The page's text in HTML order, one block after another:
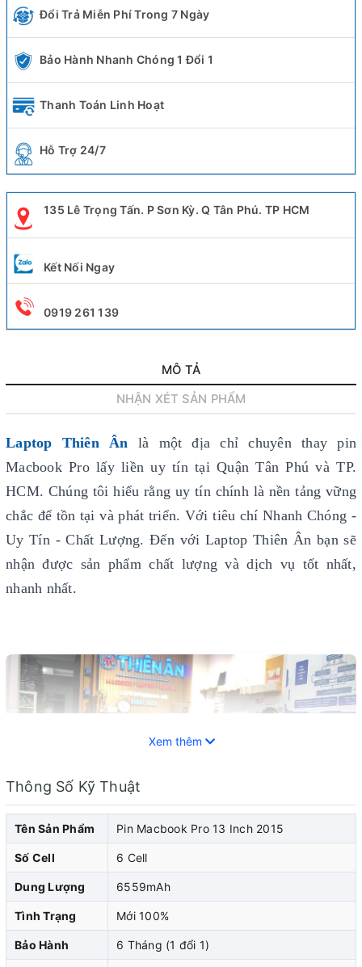
Đổi Trả Miễn Phí Trong 7 Ngày
Bảo Hành Nhanh Chóng 1 Đổi 1
Thanh Toán Linh Hoạt
Hỗ Trợ 24/7
135 Lê Trọng Tấn. P Sơn Kỳ. Q Tân Phú. TP HCM
Kết Nối Ngay
0919 261 139
MÔ TẢ
NHẬN XÉT SẢN PHẨM
Laptop Thiên Ân
là một địa chỉ chuyên thay pin
Macbook Pro lấy liền uy tín tại Quận Tân Phú và TP.
HCM. Chúng tôi hiểu rằng uy tín chính là nền tảng vững
chắc để tồn tại và phát triển. Với tiêu chí Nhanh Chóng -
Uy Tín - Chất Lượng. Đến với Laptop Thiên Ân bạn sẽ
nhận được sản phẩm chất lượng và dịch vụ tốt nhất,
nhanh nhất.
Pin macbook đóng vai trò quan trọng trong việc cung cấp
năng lượng cho chiếc macbook của bạn. Khi pin
macbook của bạn bắt đầu cho thấy dấu hiệu yếu đi, pin
Xem thêm
Thông Số Kỹ Thuật
Tên Sản Phẩm Pin Macbook Pro 13 Inch 2015
Số Cell 6 Cell
Dung Lượng 6559mAh
Tình Trạng Mới 100%
Bảo Hành 6 Tháng (1 đổi 1)